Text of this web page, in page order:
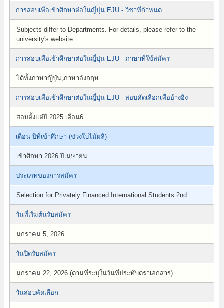
การสอบเพื่อเข้าศึกษาต่อในญี่ปุ่น EJU - วิชาที่กำหนด
Subjects differ to Departments. For details, please refer to the
university's website.
การสอบเพื่อเข้าศึกษาต่อในญี่ปุ่น EJU - ภาษาที่ใช้สมัคร
ได้ทั้งภาษาญี่ปุ่น,ภาษาอังกฤษ
การสอบเพื่อเข้าศึกษาต่อในญี่ปุ่น EJU - สอบคัดเลือกเพื่ออ้างอิง
สอบตั้งแต่ปี 2025 เดือน6
เดือน ปีที่เข้าศึกษา (ช่วงใบไม้ผลิ)
เข้าศึกษา 2026 ปีเมษายน
ประเภทของการสมัคร
Selection for Privately Financed International Students 2nd
วันที่เริ่มต้นรับสมัคร
มกราคม 5, 2026
วันปิดรับสมัคร
มกราคม 22, 2026 (ตามที่ระบุในวันที่ประทับตราเอกสาร)
วันสอบคัดเลือก